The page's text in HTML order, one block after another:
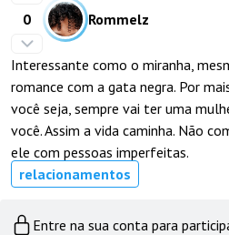
0 Rommelz
Interessante como o miranha,
romance com a gata negra. Por
você seja, sempre vai ter uma
você. Assim a vida caminha. Não
ele com pessoas imperfeitas.
relacionamentos
Entre na sua conta para